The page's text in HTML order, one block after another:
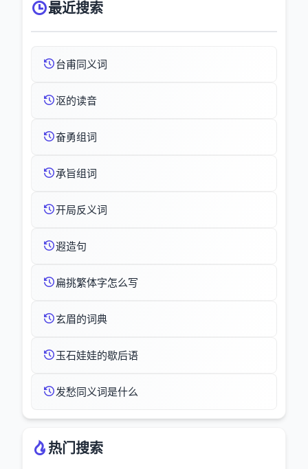
最近搜索
台甫同义词
沤的读音
奋勇组词
承旨组词
开局反义词
遐造句
扁挑繁体字怎么写
玄眉的词典
玉石娃娃的歇后语
发愁同义词是什么
热门搜索